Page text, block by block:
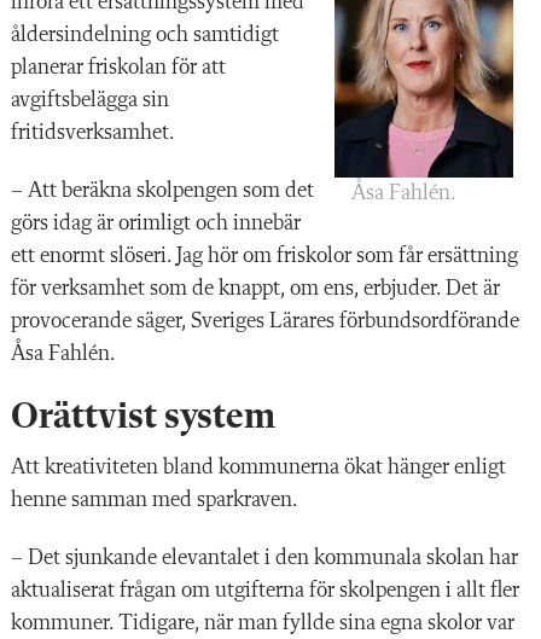
Åsa Fahlén.
åldersindelning och samtidigt
planerar friskolan för att
avgiftsbelägga sin
fritidsverksamhet.
– Att beräkna skolpengen som det
görs idag är orimligt och innebär
ett enormt slöseri. Jag hör om friskolor som får ersättning
för verksamhet som de knappt, om ens, erbjuder. Det är
provocerande säger, Sveriges Lärares förbundsordförande
Åsa Fahlén.
Orättvist system
Att kreativiteten bland kommunerna ökat hänger enligt
henne samman med sparkraven.
– Det sjunkande elevantalet i den kommunala skolan har
aktualiserat frågan om utgifterna för skolpengen i allt fler
kommuner. Tidigare, när man fyllde sina egna skolor var